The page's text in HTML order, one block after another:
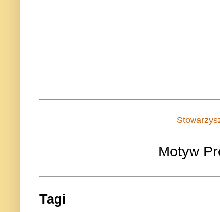
Motyw
Tagi